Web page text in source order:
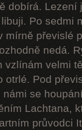
dobírá.
Po sedmi
mírně převislé
nedá.
vzlínám velmi
otrlé. Pod
se
Lachtana,
průvodci